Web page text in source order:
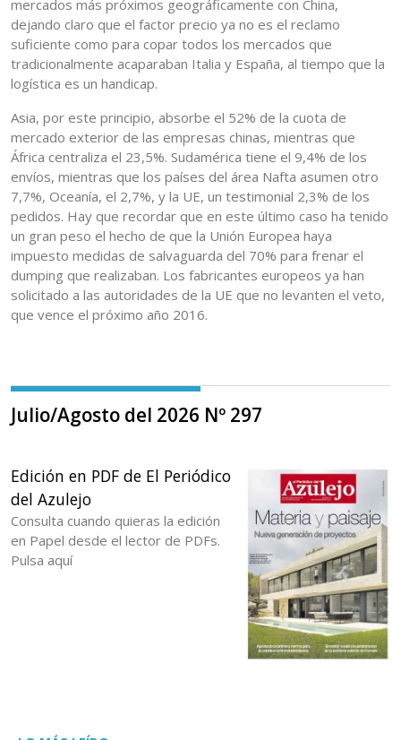
mercados más próximos geográficamente con China,
dejando claro que el factor precio ya no es el reclamo
suficiente como para copar todos los mercados que
tradicionalmente acaparaban Italia y España, al tiempo que la
logística es un handicap.
Asia, por este principio, absorbe el 52% de la cuota de
mercado exterior de las empresas chinas, mientras que
África centraliza el 23,5%. Sudamérica tiene el 9,4% de los
envíos, mientras que los países del área Nafta asumen otro
7,7%, Oceanía, el 2,7%, y la UE, un testimonial 2,3% de los
pedidos. Hay que recordar que en este último caso ha tenido
un gran peso el hecho de que la Unión Europea haya
impuesto medidas de salvaguarda del 70% para frenar el
dumping que realizaban. Los fabricantes europeos ya han
solicitado a las autoridades de la UE que no levanten el veto,
que vence el próximo año 2016.
Julio/Agosto del 2026 Nº 297
Edición en PDF de El Periódico
del Azulejo
Consulta cuando quieras la edición
en Papel desde el lector de PDFs.
Pulsa aquí